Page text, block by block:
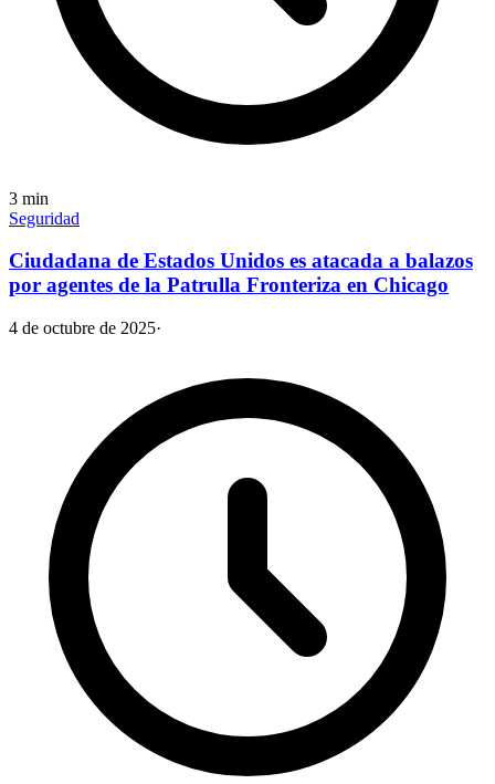
3 min
Seguridad
Ciudadana de Estados Unidos es atacada a balazos
por agentes de la Patrulla Fronteriza en Chicago
4 de octubre de 2025·